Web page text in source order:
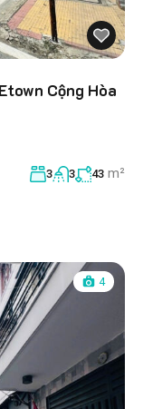
Cộng Hòa
3 3 43 m²
4